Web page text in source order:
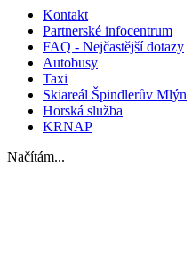
Kontakt
Partnerské infocentrum
FAQ - Nejčastější dotazy
Autobusy
Taxi
Skiareál Špindlerův Mlýn
Horská služba
KRNAP
Načítám...